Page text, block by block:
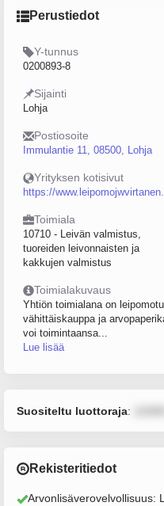
Perustiedot
Y-tunnus
0200893-8
Sijainti
Lohja
Postiosoite
Immulantie 11, 08500, Lohja
Yrityksen kotisivut
https://
Toimiala
10710 - Leivän valmistus,
tuoreiden leivonnaisten ja
kakkujen valmistus
Toimialakuvaus
Yhtiön toimialana on
vähittäiskauppa ja
voi toimintaansa...
Lue lisää
Suositeltu luottoraja:
Rekisteritiedot
Arvonlisäverovelvollisuus: